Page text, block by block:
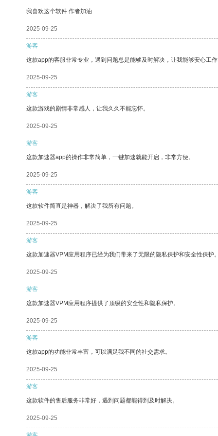
我喜欢这个软件 作者加油
2025-09-25
游客
这款app的客服非常专业，遇到问题总是能够及时解决，让我能够安心工
2025-09-25
游客
这款游戏的剧情非常感人，让我久久不能忘怀。
2025-09-25
游客
这款加速器app的操作非常简单，一键加速就能开启，非常方便。
2025-09-25
游客
这款软件简直是神器，解决了我所有问题。
2025-09-25
游客
这款加速器VPM应用程序已经为我们带来了无限的隐私保护和安全性保护
2025-09-25
游客
这款加速器VPM应用程序提供了顶级的安全性和隐私保护。
2025-09-25
游客
这款app的功能非常丰富，可以满足我不同的社交需求。
2025-09-25
游客
这款软件的售后服务非常好，遇到问题都能得到及时解决。
2025-09-25